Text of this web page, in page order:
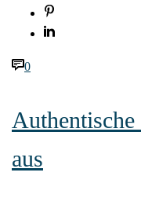
0
aus